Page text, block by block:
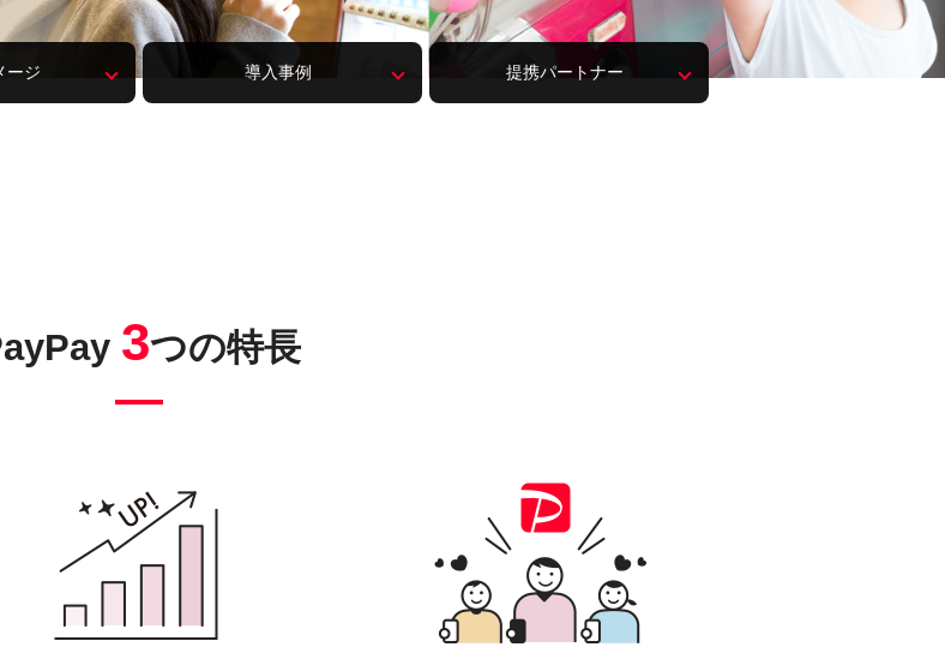
ージ 導入事例 提携パートナー
3つの特長